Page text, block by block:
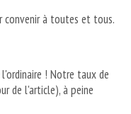
convenir à toutes et tous.
! Notre taux de
de l'article), à peine